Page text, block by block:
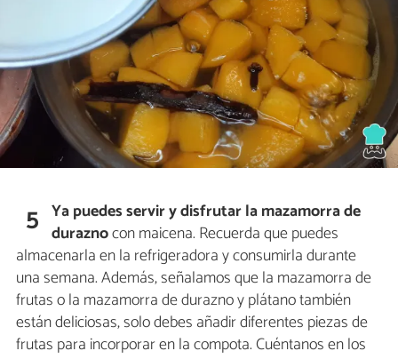
5 Ya puedes servir y disfrutar la mazamorra de
duraznocon maicena. Recuerda que puedes
almacenarla en la refrigeradora y consumirla durante
una semana. Además, señalamos que la mazamorra de
frutas o la mazamorra de durazno y plátano también
están deliciosas, solo debes añadir diferentes piezas de
frutas para incorporar en la compota. Cuéntanos en los